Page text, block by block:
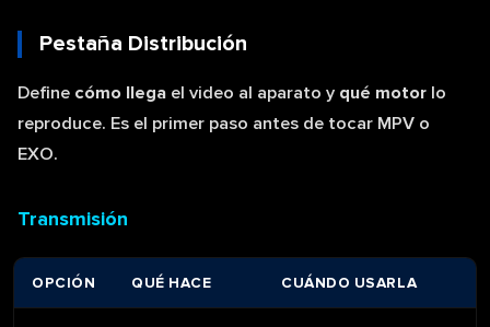
Pestaña Distribución
Define cómo llega el video al aparato y qué motor lo
reproduce. Es el primer paso antes de tocar MPV o
EXO.
Transmisión
OPCIÓN QUÉ HACE CUÁNDO USARLA